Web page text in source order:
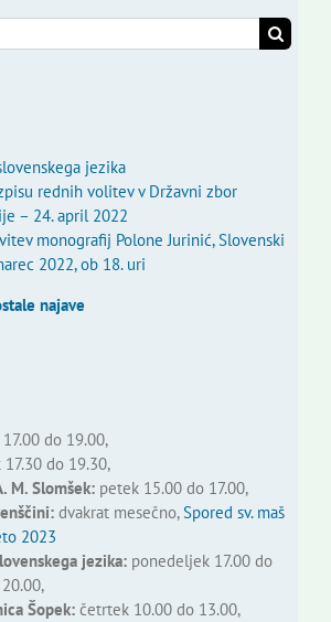
jezika
rednih volitev v Državni zbor
– 24. april 2022
monografij Polone Jurinić, Slovenski
2022, ob 18. uri
najave
do 19.00,
do 19.30,
M. Slomšek:petek 15.00 do 17.00,
dvakrat mesečno,Spored sv. maš
2023
jezika:ponedeljek 17.00 do
Šopek:četrtek 10.00 do 13.00,